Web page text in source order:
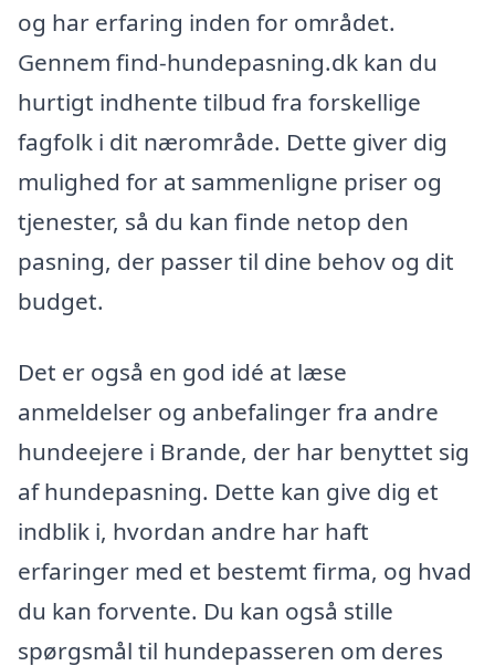
og har erfaring inden for området.
Gennem find-hundepasning.dk kan du
hurtigt indhente tilbud fra forskellige
fagfolk i dit nærområde. Dette giver dig
mulighed for at sammenligne priser og
tjenester, så du kan finde netop den
pasning, der passer til dine behov og dit
budget.
Det er også en god idé at læse
anmeldelser og anbefalinger fra andre
hundeejere i Brande, der har benyttet sig
af hundepasning. Dette kan give dig et
indblik i, hvordan andre har haft
erfaringer med et bestemt firma, og hvad
du kan forvente. Du kan også stille
spørgsmål til hundepasseren om deres